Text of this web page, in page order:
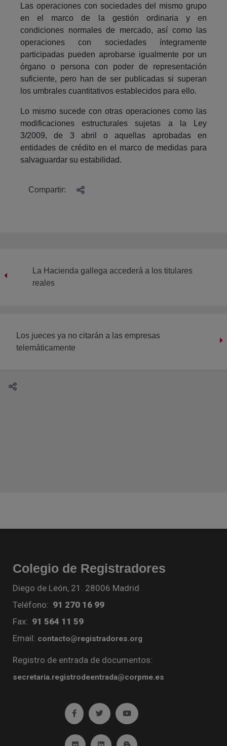
Las operaciones con sociedades del mismo grupo
en el marco de la gestión ordinaria y en
condiciones normales de mercado, así como las
operaciones con sociedades íntegramente
participadas pueden aprobarse igualmente por un
órgano o persona con poder de representación
suficiente, pero han de ser publicadas si superan
los umbrales cuantitativos establecidos para ello.
Lo mismo sucede con otras operaciones como las
modificaciones estructurales sujetas a la Ley
3/2009, de 3 abril o aquellas aprobadas en
entidades de crédito en el marco de medidas para
salvaguardar su estabilidad.
Compartir:
La Hacienda gallega accederá a los titulares
reales
Los jueces ya no citarán a las empresas
telemáticamente
Colegio de Registradores
Diego de León, 21. 28006 Madrid
Teléfono: 91 270 16 99
Fax: 91 564 11 59
Email: contacto@registradores.org
Registro de entrada de documentos:
secretaria.registrodeentrada@corpme.es
Ir a facebook (abre en ventana nueva)
Ir a twitter (abre en ventana nueva)
Ir a YouTube (abre en
Ir a Flickr (abre en ventana nueva)
Ir a Linkedin (abre en ventana nueva)
Ir al Blog (abre en ventana